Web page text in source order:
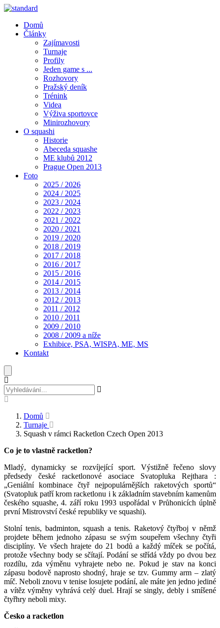
Domů
Články
Zajímavosti
Turnaje
Profily
Jeden game s ...
Rozhovory
Pražský deník
Trénink
Videa
Výživa sportovce
Minirozhovory
O squashi
Historie
Abeceda squashe
ME klubů 2012
Prague Open 2013
Foto
2025 / 2026
2024 / 2025
2023 / 2024
2022 / 2023
2021 / 2022
2020 / 2021
2019 / 2020
2018 / 2019
2017 / 2018
2016 / 2017
2015 / 2016
2014 / 2015
2013 / 2014
2012 / 2013
2011 / 2012
2010 / 2011
2009 / 2010
2008 / 2009 a níže
Exhibice, PSA, WISPA, ME, MS
Kontakt
Domů
Turnaje
Squash v rámci Racketlon Czech Open 2013
Co je to vlastně racketlon?
Mladý, dynamicky se rozvíjející sport. Výstižně řečeno slovy
předsedy české racketlonové asociace Svatopluka Rejthara :
„Geniální kombinace čtyř nejpopulárnějších raketových sportů“
(Svatopluk patří krom racketlonu i k základním stavebním kamenům
českého squashe, 4. září roku 1993 uspořádal v Průhonicích úplně
první Mistrovství české republiky ve squashi).
Stolní tenis, badminton, squash a tenis. Raketový čtyřboj v němž
projdete během jednoho zápasu se svým soupeřem všechny čtyři
disciplíny. Ve všech hrajete do 21 bodů a každý míček se počítá,
protože všechny body se sčítají. Podání se střídá vždy po dvou bez
rozdílu, zda výměnu vyhrajete nebo ne. Pokud je stav na konci
zápasu bodově naprosto shodný, hraje se tzv. Gummy arm – zlatý
míč. Neboli znovu v tenise losujete podání, ale máte jen jedno jediné
a vítěz výměny vyhrává celý duel. Hrají se singly, debly i smíšené
čtyřhry neboli mixy.
Česko a racketlon